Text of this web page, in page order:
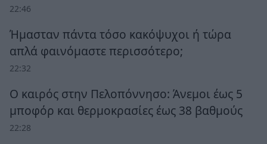
22:46
Ήμασταν πάντα τόσο κακόψυχοι ή τώρα
απλά φαινόμαστε περισσότερο;
22:32
Ο καιρός στην Πελοπόννησο: Άνεμοι έως 5
μποφόρ και θερμοκρασίες έως 38 βαθμούς
22:28